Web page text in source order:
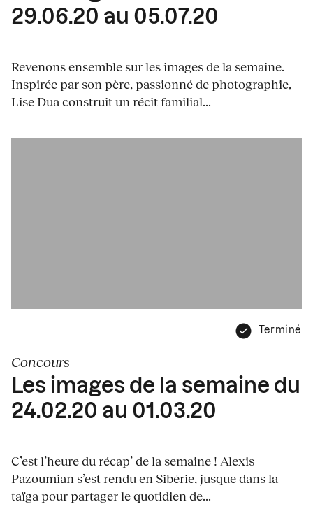
29.06.20 au 05.07.20
Revenons ensemble sur les images de la semaine.
Inspirée par son père, passionné de photographie,
Lise Dua construit un récit familial...
Terminé
Concours
Les images de la semaine du
24.02.20 au 01.03.20
C’est l’heure du récap’ de la semaine ! Alexis
Pazoumian s’est rendu en Sibérie, jusque dans la
taïga pour partager le quotidien de...